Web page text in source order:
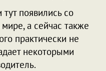
появились со
а сейчас также
практически не
некоторыми